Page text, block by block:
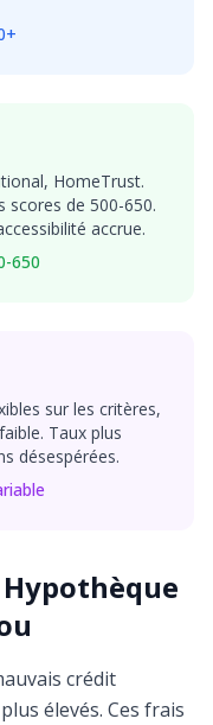
HomeTrust.
scores de 500-650.
accrue.
650
sur les critères,
Taux plus
désespérées.
crédit
élevés. Ces frais